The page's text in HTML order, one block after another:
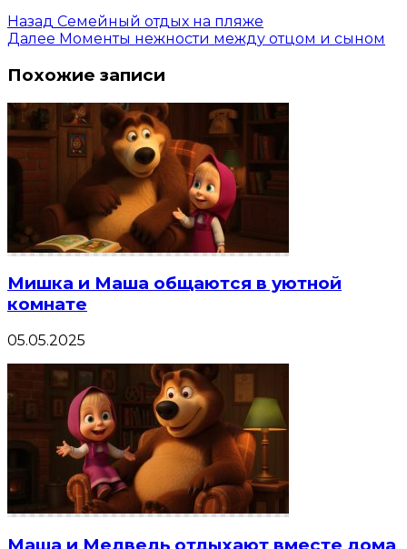
Назад Семейный отдых на пляже
Далее Моменты нежности между отцом и сыном
Похожие записи
Мишка и Маша общаются в уютной
комнате
05.05.2025
Маша и Медведь отдыхают вместе дома